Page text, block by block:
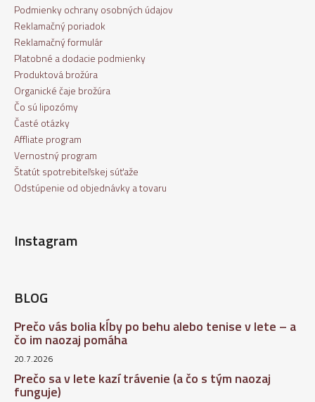
Podmienky ochrany osobných údajov
Reklamačný poriadok
Reklamačný formulár
Platobné a dodacie podmienky
Produktová brožúra
Organické čaje brožúra
Čo sú lipozómy
Časté otázky
Affliate program
Vernostný program
Štatút spotrebiteľskej súťaže
Odstúpenie od objednávky a tovaru
Instagram
BLOG
Prečo vás bolia kĺby po behu alebo tenise v lete – a
čo im naozaj pomáha
20.7.2026
Prečo sa v lete kazí trávenie (a čo s tým naozaj
funguje)